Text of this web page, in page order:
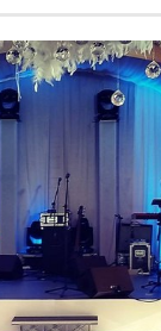
и консолей
ресторанов, школ